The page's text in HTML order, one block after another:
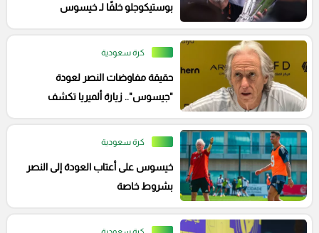
بوستيكوجلو خلفًا لـ خيسوس
كرة سعودية
حقيقة مفاوضات النصر لعودة
"جيسوس".. زيارة ألميريا تكشف
كرة سعودية
خيسوس على أعتاب العودة إلى النصر
بشروط خاصة